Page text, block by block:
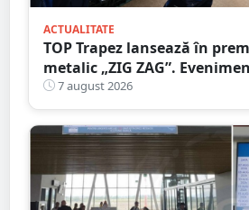
ACTUALITATE
TOP Trapez lansează în
metalic „ZIG ZAG”.
în Grădina Romei
7 august 2026